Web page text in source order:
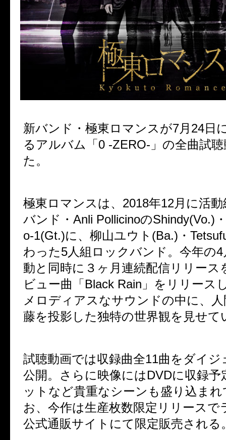
新バンド・極東ロマンスが7月24日
るアルバム「0 -ZERO-」の全曲試
た。
極東ロマンスは、2018年12月に活
バンド・Anli PollicinoのShindy(Vo.)
o-1(Gt.)に、柳山ユウト(Ba.)・
わった5人組ロックバンド。今年の
動と同時に３ヶ月連続配信リリース
ビュー曲「Black Rain」をリリース
メロディアスなサウンドの中に、
藤を投影した独特の世界観を見せて
試聴動画では収録曲全11曲をダイジ
公開。さらに映像にはDVDに収録
ットなど貴重なシーンも盛り込ま
お、今作は生産枚数限定リリースで
公式通販サイトにて限定販売される